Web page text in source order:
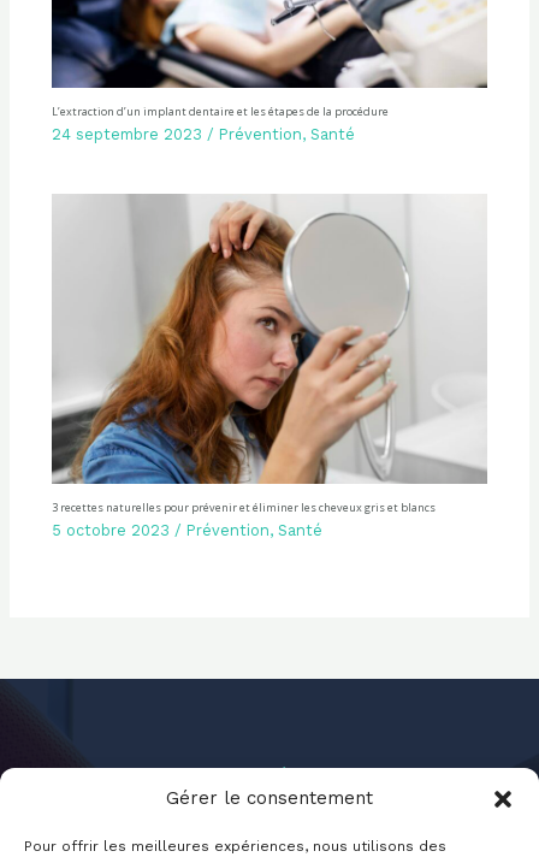
Gérer le consentement
Pour offrir les meilleures expériences, nous utilisons des
L’extraction d’un implant dentaire et les étapes de la procédure
24 septembre 2023 / Prévention, Santé
3 recettes naturelles pour prévenir et éliminer les cheveux gris et blancs
5 octobre 2023 / Prévention, Santé